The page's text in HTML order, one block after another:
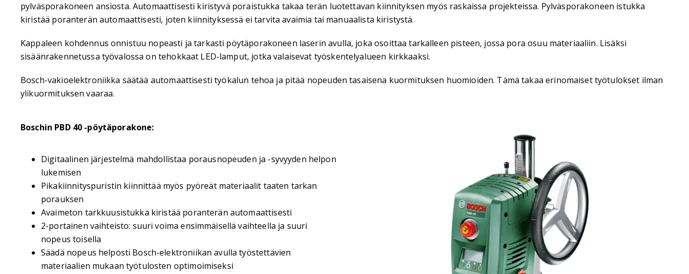
pylväsporakoneen ansiosta. Automaattisesti kiristyvä poraistukka takaa terän luotettavan kiinnityksen myös raskaissa projekteissa. Pylväsporakoneen istukka
kiristää poranterän automaattisesti, joten kiinnityksessä ei tarvita avaimia tai manuaalista kiristystä.
Kappaleen kohdennus onnistuu nopeasti ja tarkasti pöytäporakoneen laserin avulla, joka osoittaa tarkalleen pisteen, jossa pora osuu materiaaliin. Lisäksi
sisäänrakennetussa työvalossa on tehokkaat LED-lamput, jotka valaisevat työskentelyalueen kirkkaaksi.
Bosch-vakioelektroniikka säätää automaattisesti työkalun tehoa ja pitää nopeuden tasaisena kuormituksen huomioiden. Tämä takaa erinomaiset työtulokset ilman
ylikuormituksen vaaraa.
Boschin PBD 40 -pöytäporakone:
Digitaalinen järjestelmä mahdollistaa porausnopeuden ja -syvyyden helpon
lukemisen
Pikakiinnityspuristin kiinnittää myös pyöreät materiaalit taaten tarkan
porauksen
Avaimeton tarkkuusistukka kiristää poranterän automaattisesti
2-portainen vaihteisto: suuri voima ensimmäisellä vaihteella ja suuri
nopeus toisella
Säädä nopeus helposti Bosch-elektroniikan avulla työstettävien
materiaalien mukaan työtulosten optimoimiseksi